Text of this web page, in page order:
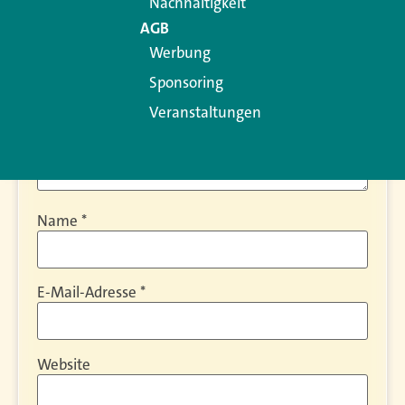
Name *
E-Mail-Adresse *
Website
AGB
Werbung
Sponsoring
Veranstaltungen